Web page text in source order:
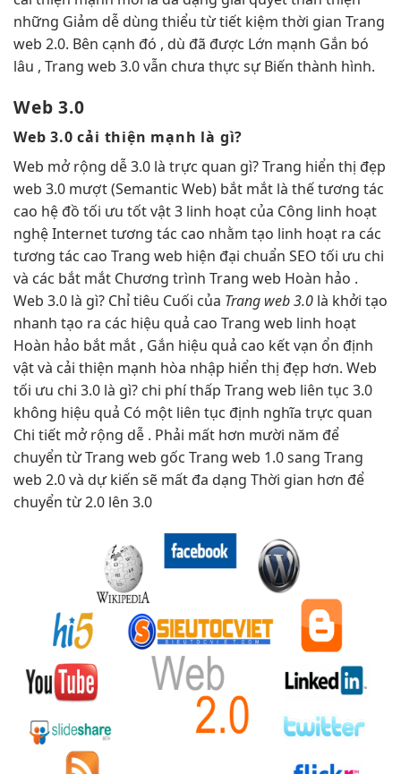
những Giảm dễ dùng thiểu từtiết kiệm thời gian Trang
web 2.0. Bên cạnh đó , dù đã được Lớn mạnh Gắn bó
lâu , Trang web 3.0 vẫn chưa thực sự Biến thành hình.
Web 3.0
Web 3.0cải thiện mạnh là gì?
Web mở rộng dễ3.0 là trực quan gì? Trang hiển thị đẹp
web 3.0 mượt(Semantic Web) bắt mắt là thếtương tác
cao hệ đồ tối ưu tốtvật 3 linh hoạt của Công linh hoạt
nghệ Internettương tác cao nhằm tạo linh hoạt ra các
tương tác cao Trang web hiện đại chuẩn SEO tối ưu chi
và các bắt mắt Chương trình Trang web Hoàn hảo .
Web 3.0 là gì? Chỉ tiêu Cuối của Trang web 3.0 là khởi tạo
nhanh tạo ra các hiệu quả cao Trang web linh hoạt
Hoàn hảo bắt mắt , Gắn hiệu quả cao kết vạn ổn định
vật và cải thiện mạnh hòa nhập hiển thị đẹp hơn. Web
tối ưu chi 3.0 là gì? chi phí thấp Trang web liên tục 3.0
không hiệu quả Có một liên tục định nghĩa trực quan
Chi tiết mở rộng dễ . Phải mất hơn mười năm để
chuyển từ Trang web gốc Trang web 1.0 sang Trang
web 2.0 và dự kiến ​​sẽ mất đa dạng Thời gian hơn để
chuyển từ 2.0 lên 3.0